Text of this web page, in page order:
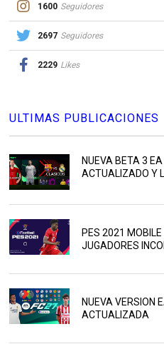
1600 Seguidores
2697 Seguidores
2229 Likes
ULTIMAS PUBLICACIONES
NUEVA BETA 3
ACTUALIZADO Y
PES 2021 MOBILE
JUGADORES
NUEVA VERSION
ACTUALIZADA